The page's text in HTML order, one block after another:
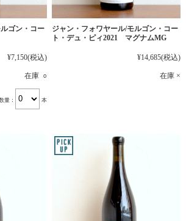
ゴン・コー
¥7,150(税込)
在庫 ○
量： 本
ジャン・フォワヤール/モルゴン・コー
ト・デュ・ピィ2021 マグナムMG
¥14,685(税込)
在庫 ×